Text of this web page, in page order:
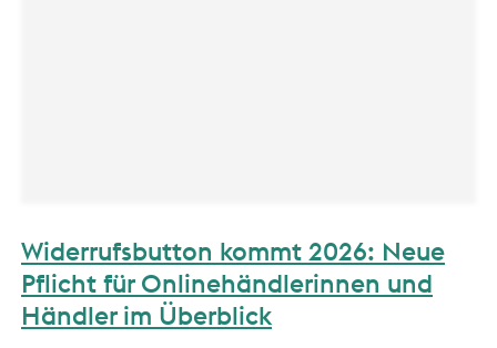
Widerrufsbutton kommt 2026: Neue
Pflicht für Onlinehändlerinnen und
Händler im Überblick